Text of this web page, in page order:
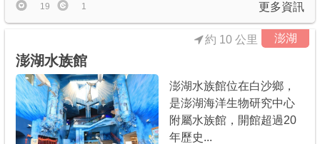
更多資訊
19 1
澎湖
澎湖水族館
約 10 公里
澎湖水族館位在白沙鄉，
是澎湖海洋生物研究中心
附屬水族館，開館超過20
年歷史...